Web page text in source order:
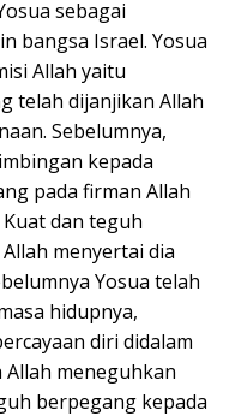
sebagai
bangsa Israel. Yosua
Allah yaitu
telah dijanjikan Allah
Sebelumnya,
kepada
pada firman Allah
dan teguh
menyertai dia
Yosua telah
hidupnya,
diri didalam
Allah meneguhkan
berpegang kepada